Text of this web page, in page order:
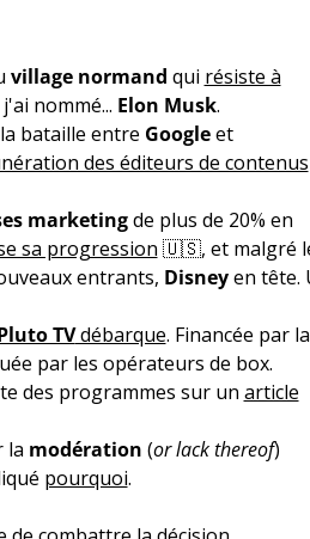
village normand qui résiste à
nommé... Elon Musk.
bataille entre Googleet
des éditeurs de contenus
marketingde plus de 20% en
sa progression 🇺🇸, et malgré
entrants, Disneyen tête.
TVdébarque. Financée par la
par les opérateurs de box.
des programmes sur un article
la modération (or lack thereof)
pourquoi.